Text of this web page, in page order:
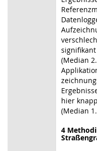
(Median
hier
(Median
4